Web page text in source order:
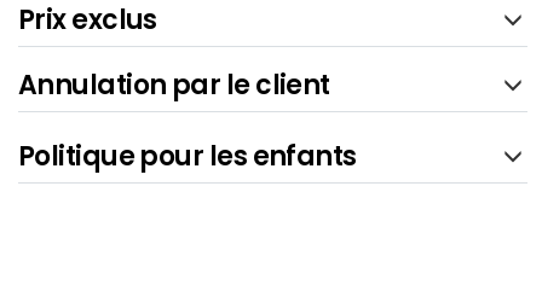
Prix exclus
Annulation par le client
Politique pour les enfants